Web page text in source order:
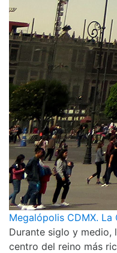
Megalópolis CDMX. La
Durante siglo y medio,
centro del reino más